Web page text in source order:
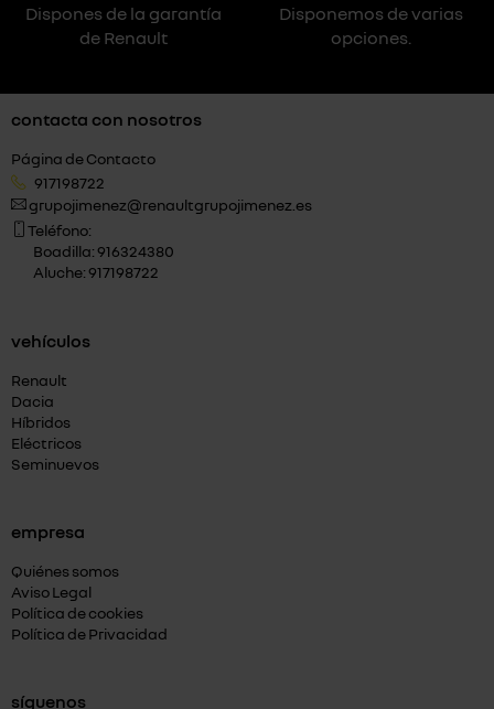
Dispones de la garantía
de Renault
Disponemos de varias
opciones.
contacta con nosotros
Página de Contacto
917198722
grupojimenez@renaultgrupojimenez.es
Teléfono:
Boadilla: 916324380
Aluche: 917198722
vehículos
Renault
Dacia
Híbridos
Eléctricos
Seminuevos
empresa
Quiénes somos
Aviso Legal
Política de cookies
Política de Privacidad
síguenos